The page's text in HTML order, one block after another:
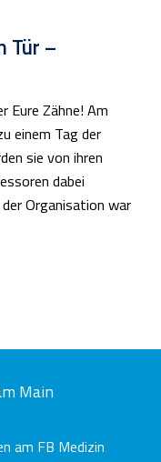
Tür –
Eure Zähne! Am
einem Tag der
sie von ihren
dabei
Organisation war
am FB Medizin